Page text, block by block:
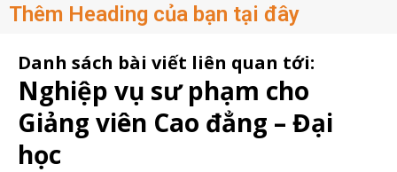
Thêm Heading của bạn tại đây
Danh sách bài viết liên quan tới:
Nghiệp vụ sư phạm cho
Giảng viên Cao đẳng – Đại
học